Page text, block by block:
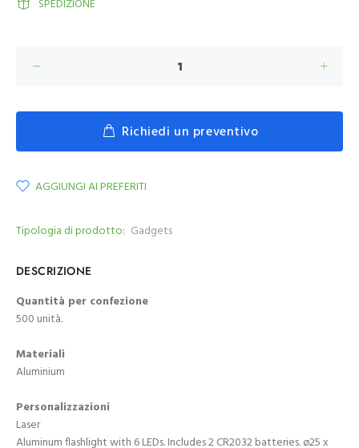
SPEDIZIONE
Richiedi un preventivo
AGGIUNGI AI PREFERITI
Tipologia di prodotto: Gadgets
DESCRIZIONE
Quantità per confezione
500 unità.
Materiali
Aluminium
Personalizzazioni
Laser
Aluminum flashlight with 6 LEDs. Includes 2 CR2032 batteries. ø25 x